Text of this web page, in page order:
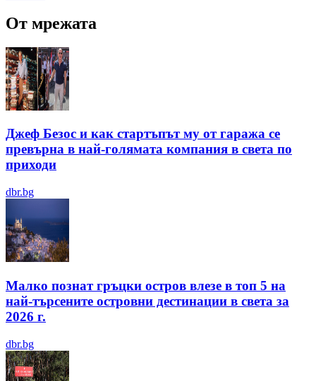
От мрежата
Джеф Безос и как стартъпът му от гаража се
превърна в най-голямата компания в света по
приходи
dbr.bg
Малко познат гръцки остров влезе в топ 5 на
най-търсените островни дестинации в света за
2026 г.
dbr.bg